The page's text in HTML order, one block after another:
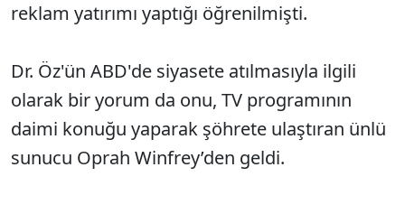
reklam yatırımı yaptığı öğrenilmişti.
Dr. Öz'ün ABD'de siyasete atılmasıyla ilgili
olarak bir yorum da onu, TV programının
daimi konuğu yaparak şöhrete ulaştıran ünlü
sunucu Oprah Winfrey’den geldi.